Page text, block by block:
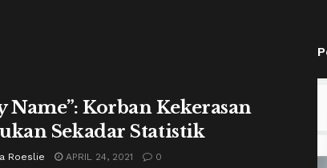
Name”: Korban Kekerasan
Sekadar Statistik
Roeslie APRIL 24, 2021 0